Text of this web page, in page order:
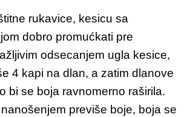
rukavice, kesicu sa
dobro promućkati pre
odsecanjem ugla kesice,
4 kapi na dlan, a zatim dlanove
bi se boja ravnomerno raširila.
previše boje, boja se